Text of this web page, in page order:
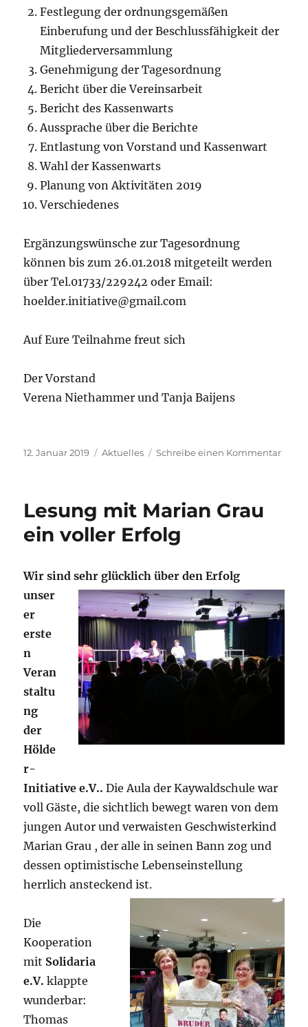
Festlegung der ordnungsgemäßen
Einberufung und der Beschlussfähigkeit der
Mitgliederversammlung
Genehmigung der Tagesordnung
Bericht über die Vereinsarbeit
Bericht des Kassenwarts
Aussprache über die Berichte
Entlastung von Vorstand und Kassenwart
Wahl der Kassenwarts
Planung von Aktivitäten 2019
Verschiedenes
Ergänzungswünsche zur Tagesordnung
können bis zum 26.01.2018 mitgeteilt werden
über Tel.01733/229242 oder Email:
hoelder.initiative@gmail.com
Auf Eure Teilnahme freut sich
Der Vorstand
Verena Niethammer und Tanja Baijens
Veröffentlicht
12. Januar 2019 Kategorien
Aktuelles Schreibe einen Kommentarzu
Lesung mit Marian Grau
ein voller Erfolg
Wir sind sehr glücklich über den Erfolg
unser
er
erste
n
Veran
staltu
ng
der
Hölde
r-
Initiative e.V.. Die Aula der Kaywaldschule war
voll Gäste, die sichtlich bewegt waren von dem
jungen Autor und verwaisten Geschwisterkind
Marian Grau , der alle in seinen Bann zog und
dessen optimistische Lebenseinstellung
herrlich ansteckend ist.
Die
Kooperation
mit Solidaria
e.V. klappte
wunderbar:
Thomas